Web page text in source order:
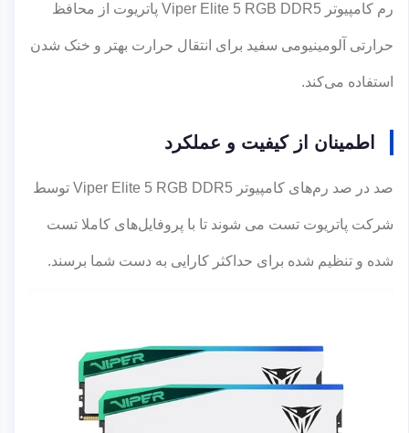
رم کامپیوتر Viper Elite 5 RGB DDR5 پاتریوت از محافظ
حرارتی آلومینیومی سفید برای انتقال حرارت بهتر و خنک شدن
استفاده می‌کند.
اطمینان از کیفیت و عملکرد
صد در صد رم‌های کامپیوتر Viper Elite 5 RGB DDR5 توسط
شرکت پاتریوت تست می شوند تا با پروفایل‌های کاملا تست
شده و تنظیم شده برای حداکثر کارایی به دست شما برسند.